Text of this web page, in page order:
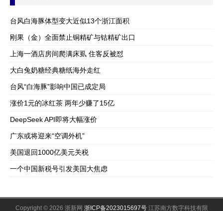
台风白海豚体型变大近似13个浙江面积
刚果（金）全面禁止铜精矿与钴精矿出口
上海一酒店房间爬满床虱 住客反被怼
大白兔奶糖经典糖纸海外走红
台风“白海豚”影响中国已成定局
涨价1元的冰红茶 两年少赚了15亿
DeepSeek API即将大幅涨价
广东或将迎来“空调外机”
美国退回1000亿美元关税
一个中国新税号引发美国大焦虑
Copyright © 2026 浙新网 浙ICP备2023015697号江苏南方数字科技有限